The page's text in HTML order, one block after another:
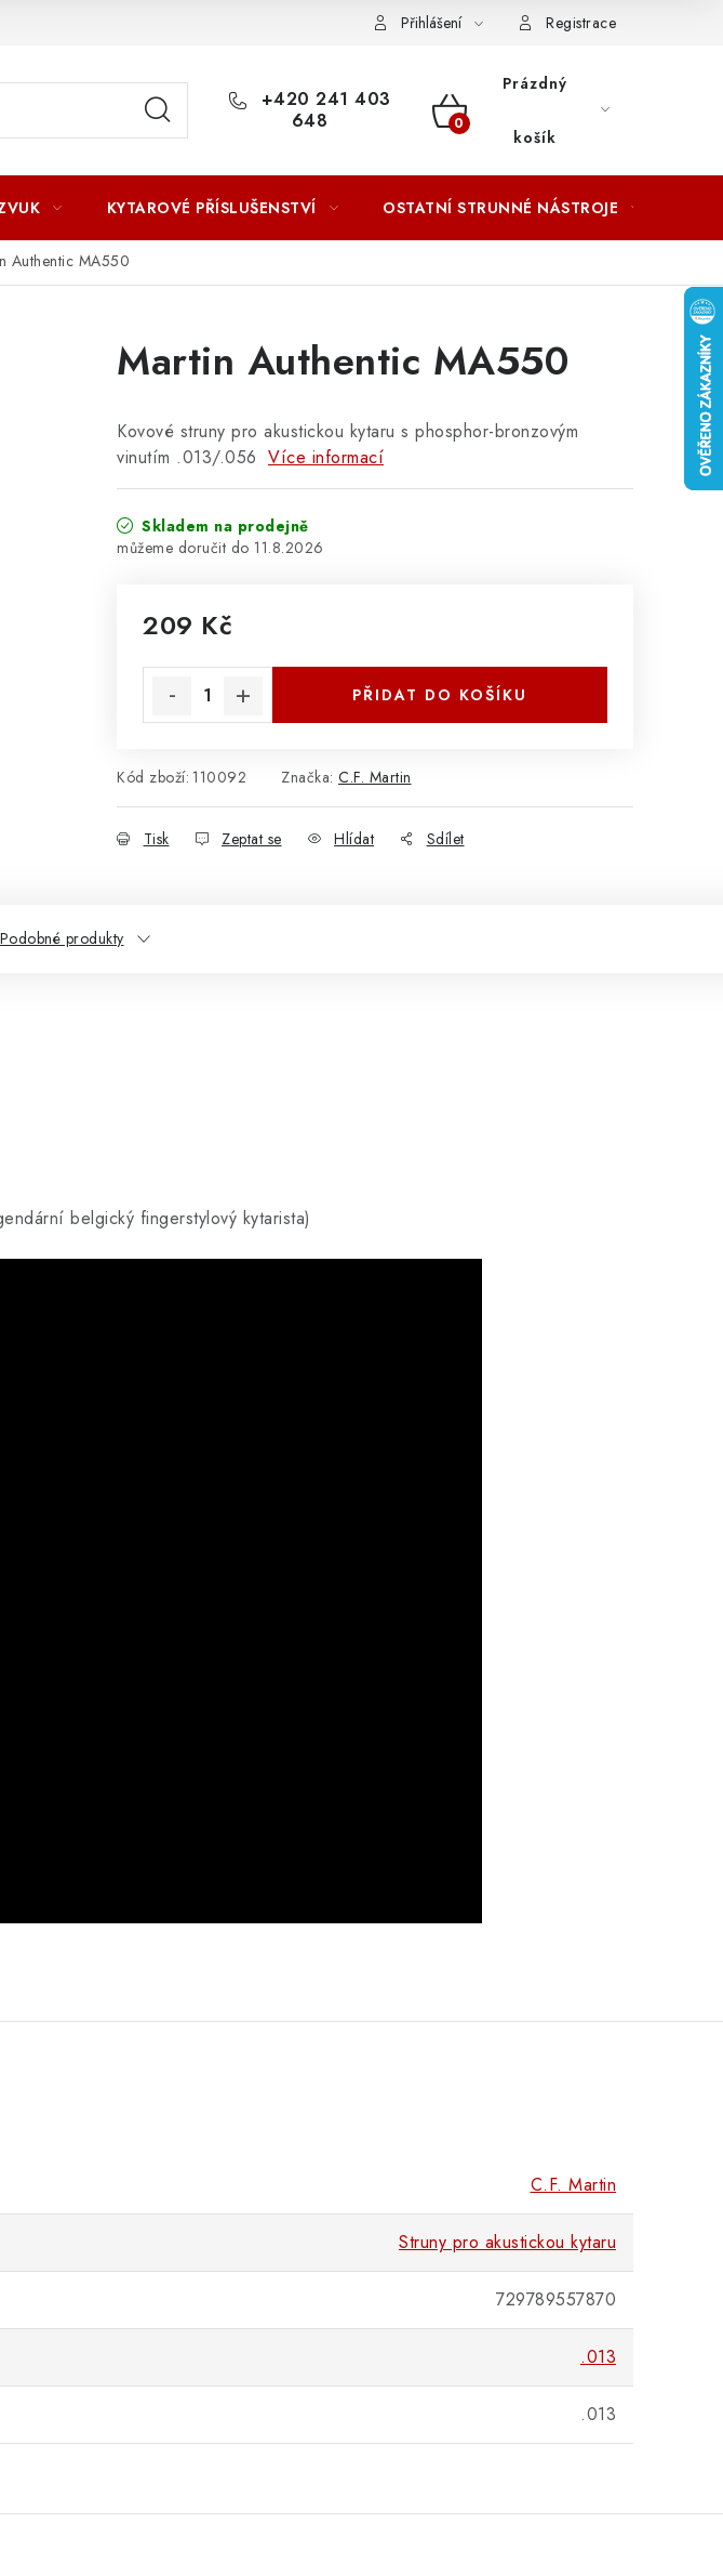
SMLOUVY ZÁSADY ZPRACOVÁNÍ OSOBNÍCH ÚDAJŮ
Přihlášení Registrace
+420 241 403
648
NÁKUPNÍ
Prázdný
košík
KYTAROVÉ PŘÍSLUŠENSTVÍ OSTATNÍ STRUNNÉ NÁSTROJE
Authentic MA550
Martin Authentic MA550
Kovové struny pro akustickou kytaru s phosphor-bronzovým
vinutím .013/.056 Více informací
Skladem na prodejně
11.8.2026
209 Kč
PŘIDAT DO KOŠÍKU
Kód zboží: 110092 Značka: C.F. Martin
Tisk Zeptat se Hlídat Sdílet
Podobné produkty
belgický fingerstylový kytarista)
C.F. Martin
Struny pro akustickou kytaru
729789557870
.013
.013